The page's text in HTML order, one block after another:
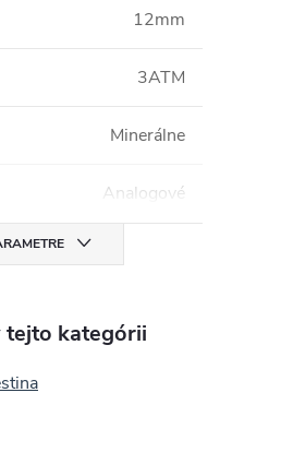
12mm
3ATM
Minerálne
Analogové
tejto kategórii